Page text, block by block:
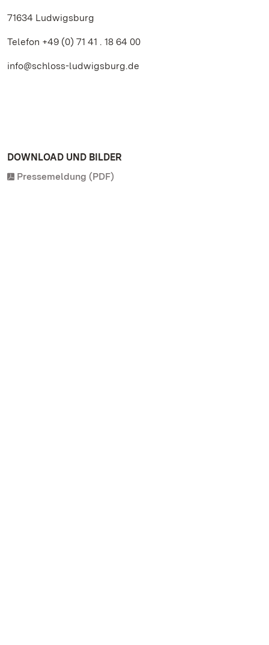
71634 Ludwigsburg
Telefon +49 (0) 71 41 . 18 64 00
info@schloss-ludwigsburg.de
DOWNLOAD UND BILDER
Pressemeldung (PDF)